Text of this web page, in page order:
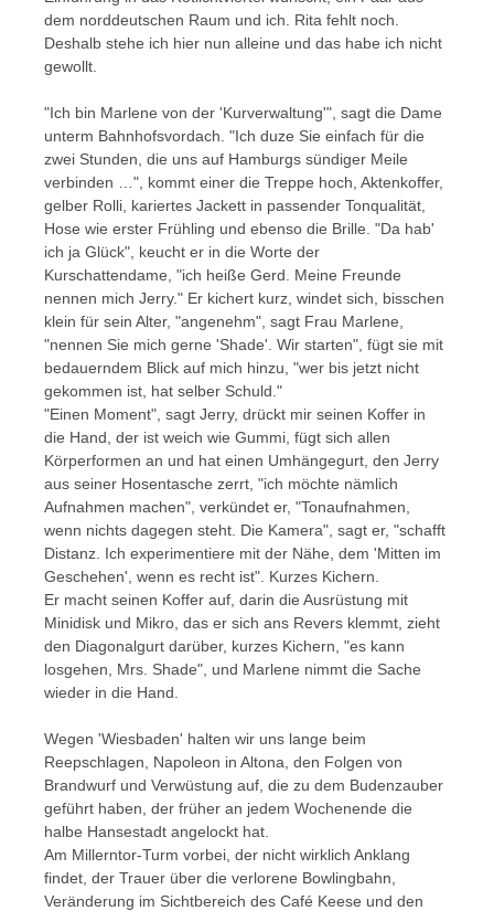
dem norddeutschen Raum und ich. Rita fehlt noch.
Deshalb stehe ich hier nun alleine und das habe ich nicht
gewollt.
"Ich bin Marlene von der 'Kurverwaltung'", sagt die Dame
unterm Bahnhofsvordach. "Ich duze Sie einfach für die
zwei Stunden, die uns auf Hamburgs sündiger Meile
verbinden …", kommt einer die Treppe hoch, Aktenkoffer,
gelber Rolli, kariertes Jackett in passender Tonqualität,
Hose wie erster Frühling und ebenso die Brille. "Da hab'
ich ja Glück", keucht er in die Worte der
Kurschattendame, "ich heiße Gerd. Meine Freunde
nennen mich Jerry." Er kichert kurz, windet sich, bisschen
klein für sein Alter, "angenehm", sagt Frau Marlene,
"nennen Sie mich gerne 'Shade'. Wir starten", fügt sie mit
bedauerndem Blick auf mich hinzu, "wer bis jetzt nicht
gekommen ist, hat selber Schuld."
"Einen Moment", sagt Jerry, drückt mir seinen Koffer in
die Hand, der ist weich wie Gummi, fügt sich allen
Körperformen an und hat einen Umhängegurt, den Jerry
aus seiner Hosentasche zerrt, "ich möchte nämlich
Aufnahmen machen", verkündet er, "Tonaufnahmen,
wenn nichts dagegen steht. Die Kamera", sagt er, "schafft
Distanz. Ich experimentiere mit der Nähe, dem 'Mitten im
Geschehen', wenn es recht ist". Kurzes Kichern.
Er macht seinen Koffer auf, darin die Ausrüstung mit
Minidisk und Mikro, das er sich ans Revers klemmt, zieht
den Diagonalgurt darüber, kurzes Kichern, "es kann
losgehen, Mrs. Shade", und Marlene nimmt die Sache
wieder in die Hand.
Wegen 'Wiesbaden' halten wir uns lange beim
Reepschlagen, Napoleon in Altona, den Folgen von
Brandwurf und Verwüstung auf, die zu dem Budenzauber
geführt haben, der früher an jedem Wochenende die
halbe Hansestadt angelockt hat.
Am Millerntor-Turm vorbei, der nicht wirklich Anklang
findet, der Trauer über die verlorene Bowlingbahn,
Veränderung im Sichtbereich des Café Keese und den